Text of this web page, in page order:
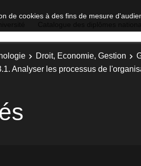
de cookies à des fins de mesure
Droit, Economie, Gestion
Analyser les processus de